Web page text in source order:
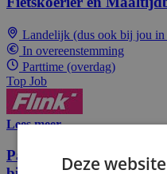
Landelijk (dus ook bij jou in
In overeenstemming
Parttime (overdag)
Top Job
Lees meer
Parttime Fietskoerier
Deze